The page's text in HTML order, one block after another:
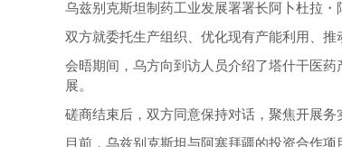
乌兹别克斯坦制药工业发展署署长阿卜杜拉
双方就委托生产组织、优化现有产能利用、
会晤期间，乌方向到访人员介绍了塔什干医
展。
磋商结束后，双方同意保持对话，聚焦开展务
目前，乌兹别克斯坦与阿塞拜疆的投资合作项